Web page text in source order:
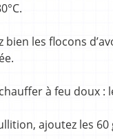
bien les flocons
à feu doux :
ajoutez les